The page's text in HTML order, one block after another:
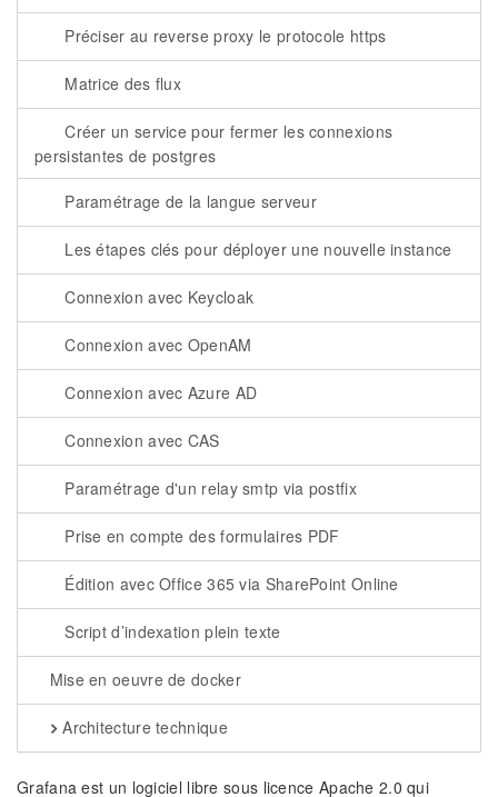
Préciser au reverse proxy le protocole https
Matrice des flux
Créer un service pour fermer les connexions
persistantes de postgres
Paramétrage de la langue serveur
Les étapes clés pour déployer une nouvelle instance
Connexion avec Keycloak
Connexion avec OpenAM
Connexion avec Azure AD
Connexion avec CAS
Paramétrage d'un relay smtp via postfix
Prise en compte des formulaires PDF
Édition avec Office 365 via SharePoint Online
Script d’indexation plein texte
Mise en oeuvre de docker
Architecture technique
Grafana est un logiciel libre sous licence Apache 2.0 qui